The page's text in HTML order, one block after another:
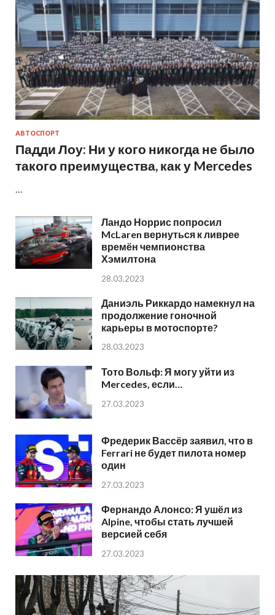
АВТОСПОРТ
Падди Лоу: Ни у кого никогда не было
такого преимущества, как у Mercedes
…
Ландо Норрис попросил
McLaren вернуться к ливрее
времён чемпионства
Хэмилтона
28.03.2023
Даниэль Риккардо намекнул на
продолжение гоночной
карьеры в мотоспорте?
28.03.2023
Тото Вольф: Я могу уйти из
Mercedes, если…
27.03.2023
Фредерик Вассёр заявил, что в
Ferrari не будет пилота номер
один
27.03.2023
Фернандо Алонсо: Я ушёл из
Alpine, чтобы стать лучшей
версией себя
27.03.2023